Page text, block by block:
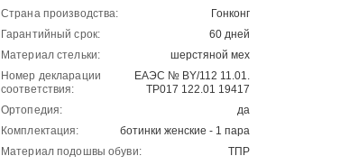
-50%
00
-50%
Страна производства:
Гонконг
Гарантийный срок:
60 дней
Материал стельки:
шерстяной мех
Номер декларации
соответствия:
ЕАЭС № BY/112 11.01.
ТР017 122.01 19417
Ортопедия:
да
Комплектация:
ботинки женские - 1 пара
Материал подошвы обуви:
ТПР